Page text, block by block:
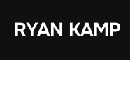
naarRYAN KAMP